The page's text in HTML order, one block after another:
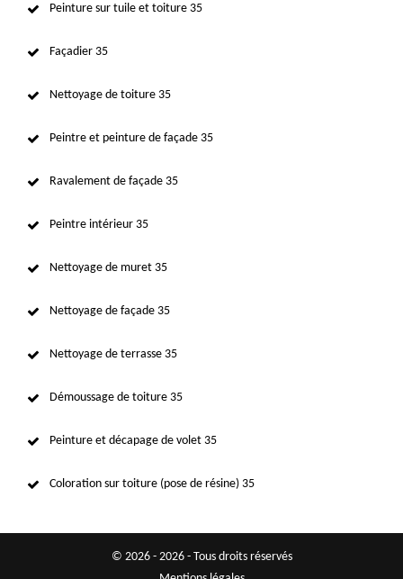
Peinture sur tuile et toiture 35
Façadier 35
Nettoyage de toiture 35
Peintre et peinture de façade 35
Ravalement de façade 35
Peintre intérieur 35
Nettoyage de muret 35
Nettoyage de façade 35
Nettoyage de terrasse 35
Démoussage de toiture 35
Peinture et décapage de volet 35
Coloration sur toiture (pose de résine) 35
© 2026 - 2026 - Tous droits réservés